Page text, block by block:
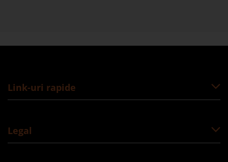
Link-uri rapide
Legal